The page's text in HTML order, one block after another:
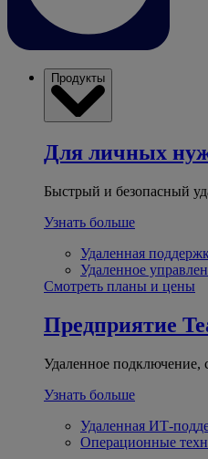
Продукты
Для личных
Быстрый и безопасный
Узнать больше
Удаленная
Удаленное
Смотреть планы и цены
Предприятие
Удаленное подключение,
Узнать больше
Удаленная ИТ-
Операционные